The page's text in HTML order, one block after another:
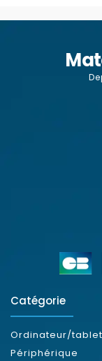
Catégorie
Ordinateur/
Périphérique